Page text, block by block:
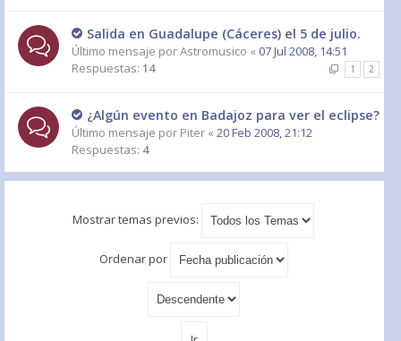
Salida en Guadalupe (Cáceres) el 5 de julio.
Último mensaje porAstromusico « 07 Jul 2008, 14:51
Respuestas: 14 1 2
¿Algún evento en Badajoz para ver el eclipse?
Último mensaje por Piter « 20 Feb 2008, 21:12
Respuestas: 4
Mostrar temas previos:
Ordenar por